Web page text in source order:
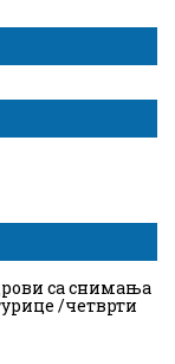
са снимања
/четврти